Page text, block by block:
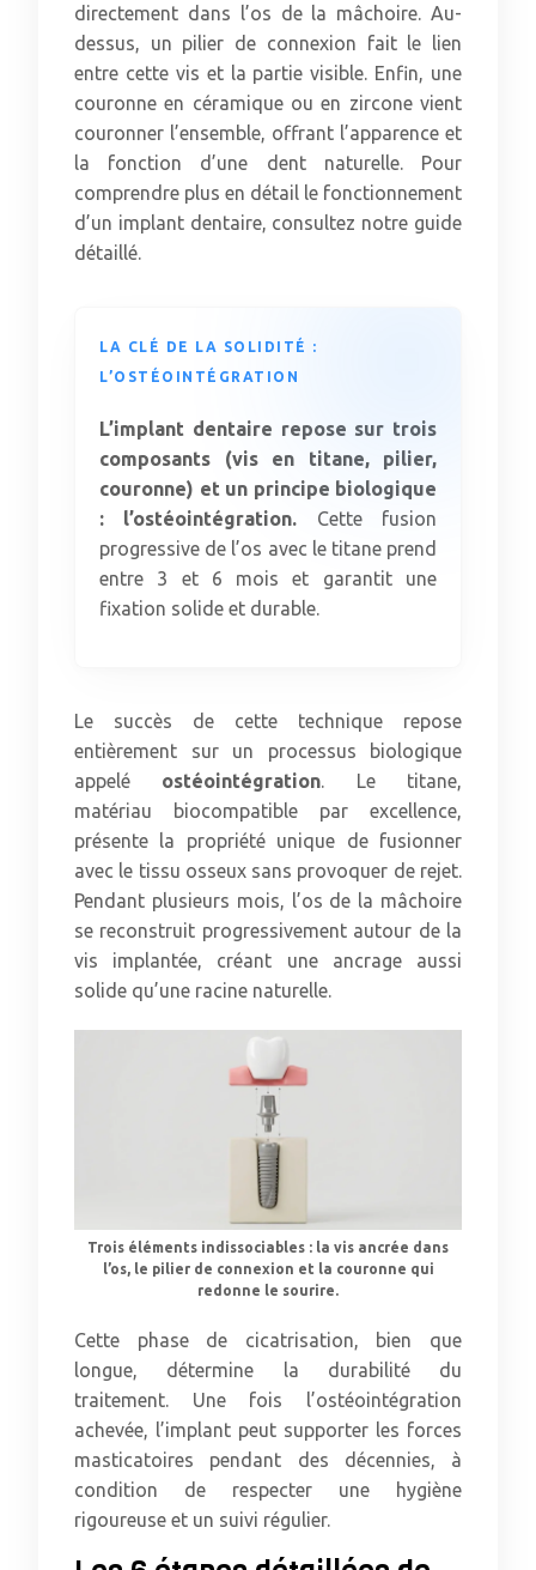
directement dans l’os de la mâchoire. Au-
dessus, un pilier de connexion fait le lien
entre cette vis et la partie visible. Enfin, une
couronne en céramique ou en zircone vient
couronner l’ensemble, offrant l’apparence et
la fonction d’une dent naturelle. Pour
comprendre plus en détail le fonctionnement
d’un implant dentaire, consultez notre guide
détaillé.
LA CLÉ DE LA SOLIDITÉ :
L’OSTÉOINTÉGRATION
L’implant dentaire repose sur trois
composants (vis en titane, pilier,
couronne) et un principe biologique
: l’ostéointégration. Cette fusion
progressive de l’os avec le titane prend
entre 3 et 6 mois et garantit une
fixation solide et durable.
Le succès de cette technique repose
entièrement sur un processus biologique
appelé ostéointégration. Le titane,
matériau biocompatible par excellence,
présente la propriété unique de fusionner
avec le tissu osseux sans provoquer de rejet.
Pendant plusieurs mois, l’os de la mâchoire
se reconstruit progressivement autour de la
vis implantée, créant une ancrage aussi
solide qu’une racine naturelle.
Trois éléments indissociables : la vis ancrée dans
l’os, le pilier de connexion et la couronne qui
redonne le sourire.
Cette phase de cicatrisation, bien que
longue, détermine la durabilité du
traitement. Une fois l’ostéointégration
achevée, l’implant peut supporter les forces
masticatoires pendant des décennies, à
condition de respecter une hygiène
rigoureuse et un suivi régulier.